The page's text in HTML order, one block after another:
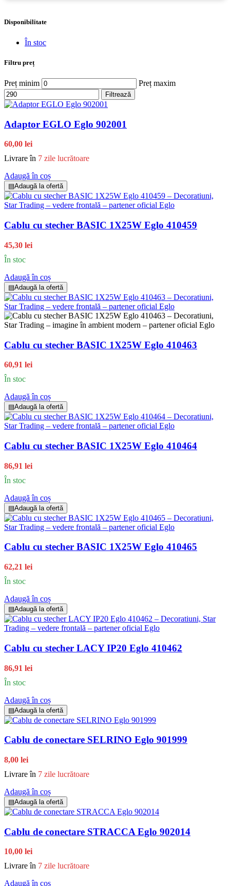
Disponibilitate
În stoc
Filtru preț
Preț minim Preț maxim
Filtrează
Adaptor EGLO Eglo 902001
60,00 lei
Livrare în 7 zile lucrătoare
Adaugă în coș
▤Adaugă la ofertă
Cablu cu stecher BASIC 1X25W Eglo 410459
45,30 lei
În stoc
Adaugă în coș
▤Adaugă la ofertă
Cablu cu stecher BASIC 1X25W Eglo 410463
60,91 lei
În stoc
Adaugă în coș
▤Adaugă la ofertă
Cablu cu stecher BASIC 1X25W Eglo 410464
86,91 lei
În stoc
Adaugă în coș
▤Adaugă la ofertă
Cablu cu stecher BASIC 1X25W Eglo 410465
62,21 lei
În stoc
Adaugă în coș
▤Adaugă la ofertă
Cablu cu stecher LACY IP20 Eglo 410462
86,91 lei
În stoc
Adaugă în coș
▤Adaugă la ofertă
Cablu de conectare SELRINO Eglo 901999
8,00 lei
Livrare în 7 zile lucrătoare
Adaugă în coș
▤Adaugă la ofertă
Cablu de conectare STRACCA Eglo 902014
10,00 lei
Livrare în 7 zile lucrătoare
Adaugă în coș